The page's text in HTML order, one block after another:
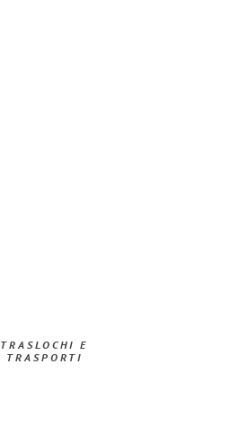
TRASLOCHI E
TRASPORTI​